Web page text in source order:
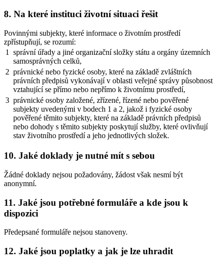
8. Na které instituci životní situaci řešit
Povinnými subjekty, které informace o životním prostředí
zpřístupňují, se rozumí:
1
správní úřady a jiné organizační složky státu a orgány územních
samosprávných celků,
2 právnické nebo fyzické osoby, které na základě zvláštních
právních předpisů vykonávají v oblasti veřejné správy působnost
vztahující se přímo nebo nepřímo k životnímu prostředí,
3 právnické osoby založené, zřízené, řízené nebo pověřené
subjekty uvedenými v bodech 1 a 2, jakož i fyzické osoby
pověřené těmito subjekty, které na základě právních předpisů
nebo dohody s těmito subjekty poskytují služby, které ovlivňují
stav životního prostředí a jeho jednotlivých složek.
10. Jaké doklady je nutné mít s sebou
Žádné doklady nejsou požadovány, žádost však nesmí být
anonymní.
11. Jaké jsou potřebné formuláře a kde jsou k
dispozici
Předepsané formuláře nejsou stanoveny.
12. Jaké jsou poplatky a jak je lze uhradit